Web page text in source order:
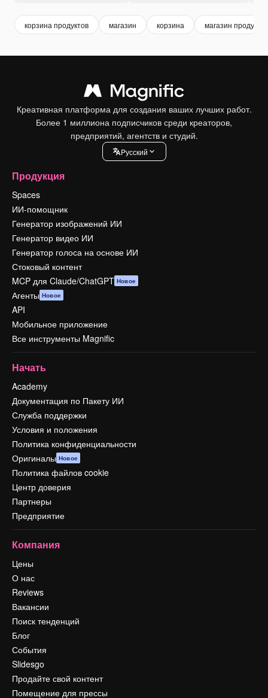
корзина продуктов магазин корзина магазин продуктов
Креативная платформа для создания ваших лучших работ.
Более 1 миллиона подписчиков среди креаторов,
предприятий, агентств и студий.
Pусский
Продукция
Spaces
ИИ-помощник
Генератор изображений ИИ
Генератор видео ИИ
Генератор голоса на основе ИИ
Стоковый контент
MCP для Claude/ChatGPT Новое
Агенты Новое
API
Мобильное приложение
Все инструменты Magnific
Начать
Academy
Документация по Пакету ИИ
Служба поддержки
Условия и положения
Политика конфиденциальности
Оригиналы Новое
Политика файлов cookie
Центр доверия
Партнеры
Предприятие
Компания
Цены
О нас
Reviews
Вакансии
Поиск тенденций
Блог
События
Slidesgo
Продайте свой контент
Помещение для прессы